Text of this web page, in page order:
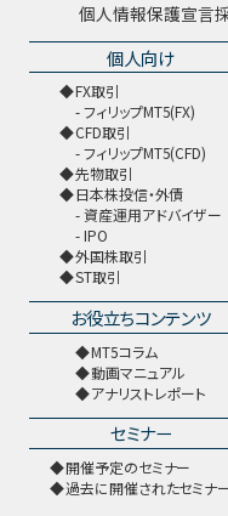
個人情報保護宣言
個人向け
FX取引
フィリップMT5(FX)
CFD取引
フィリップMT5(CFD)
先物取引
日本株投信・外債
資産運用アドバイザー
IPO
外国株取引
ST取引
お役立ちコンテンツ
MT5コラム
動画マニュアル
アナリストレポート
セミナー
開催予定のセミナー
過去に開催されたセミナ